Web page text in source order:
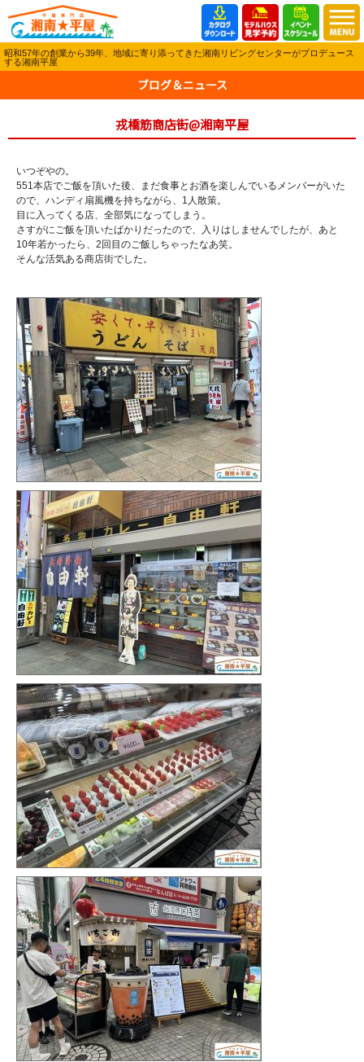
昭和57年の創業から39年、地域に寄り添ってきた湘南リビングセンターがプロデュース
する湘南平屋
ブログ＆ニュース
戎橋筋商店街@湘南平屋
いつぞやの。
551本店でご飯を頂いた後、まだ食事とお酒を楽しんでいるメンバーがいた
ので、ハンディ扇風機を持ちながら、1人散策。
目に入ってくる店、全部気になってしまう。
さすがにご飯を頂いたばかりだったので、入りはしませんでしたが、あと
10年若かったら、2回目のご飯しちゃったなあ笑。
そんな活気ある商店街でした。